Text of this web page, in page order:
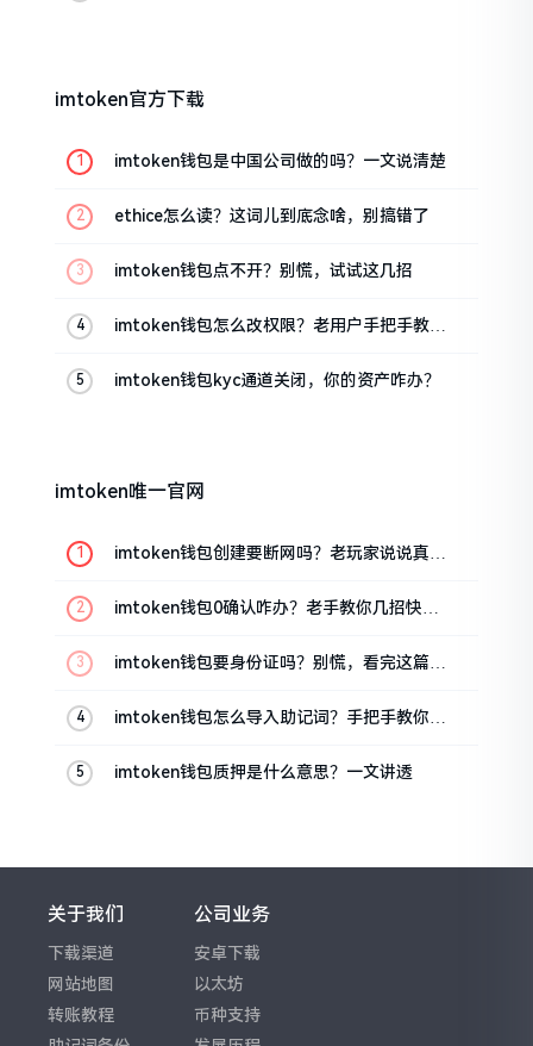
imtoken官方下载
imtoken钱包是中国公司做的吗？一文说清楚
ethice怎么读？这词儿到底念啥，别搞错了
imtoken钱包点不开？别慌，试试这几招
imtoken钱包怎么改权限？老用户手把手教你
imtoken钱包kyc通道关闭，你的资产咋办？
imtoken唯一官网
imtoken钱包创建要断网吗？老玩家说说真实
imtoken钱包0确认咋办？老手教你几招快速
imtoken钱包要身份证吗？别慌，看完这篇就
imtoken钱包怎么导入助记词？手把手教你找
imtoken钱包质押是什么意思？一文讲透
关于我们
下载渠道
网站地图
转账教程
公司业务
安卓下载
以太坊
币种支持